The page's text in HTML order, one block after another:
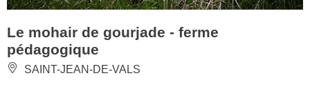
Le mohair de gourjade - ferme
pédagogique
SAINT-JEAN-DE-VALS